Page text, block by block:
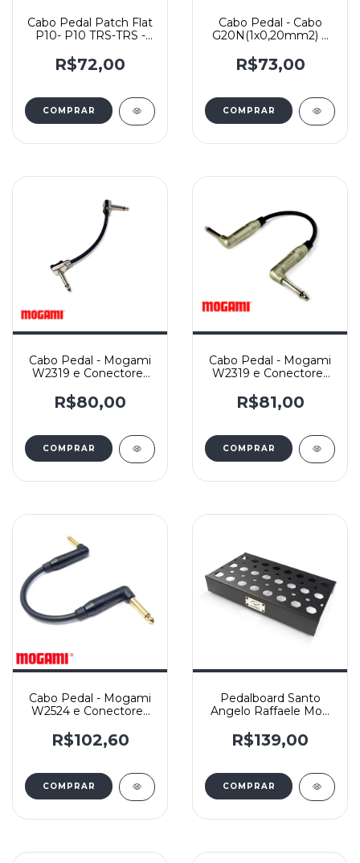
Cabo Pedal Patch Flat
P10- P10 TRS-TRS -
R$72,00
Cabo Pedal - Cabo
G20N(1x0,20mm2) e
ACPM-RN-GN Niquel -
L/L
R$73,00
COMPRAR
Cabo Pedal - Mogami
W2319 e Conectores
Niquel - L/L
R$80,00
COMPRAR
Cabo Pedal - Mogami
W2319 e Conectores
GN Niquel - L/L
R$81,00
COMPRAR
Cabo Pedal - Mogami
W2524 e Conectores
AU Ouro - L/L
R$102,60
COMPRAR
Pedalboard Santo
Angelo Raffaele Mod
Bag
R$139,00